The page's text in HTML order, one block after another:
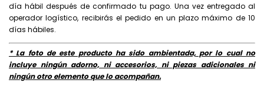
día hábil después de confirmado tu pago. Una vez entregado al
operador logístico, recibirás el pedido en un plazo máximo de 10
días hábiles.
* La foto de este producto ha sido ambientada, por lo cual no
incluye ningún adorno, ni accesorios, ni piezas adicionales ni
ningún otro elemento que lo acompañan.